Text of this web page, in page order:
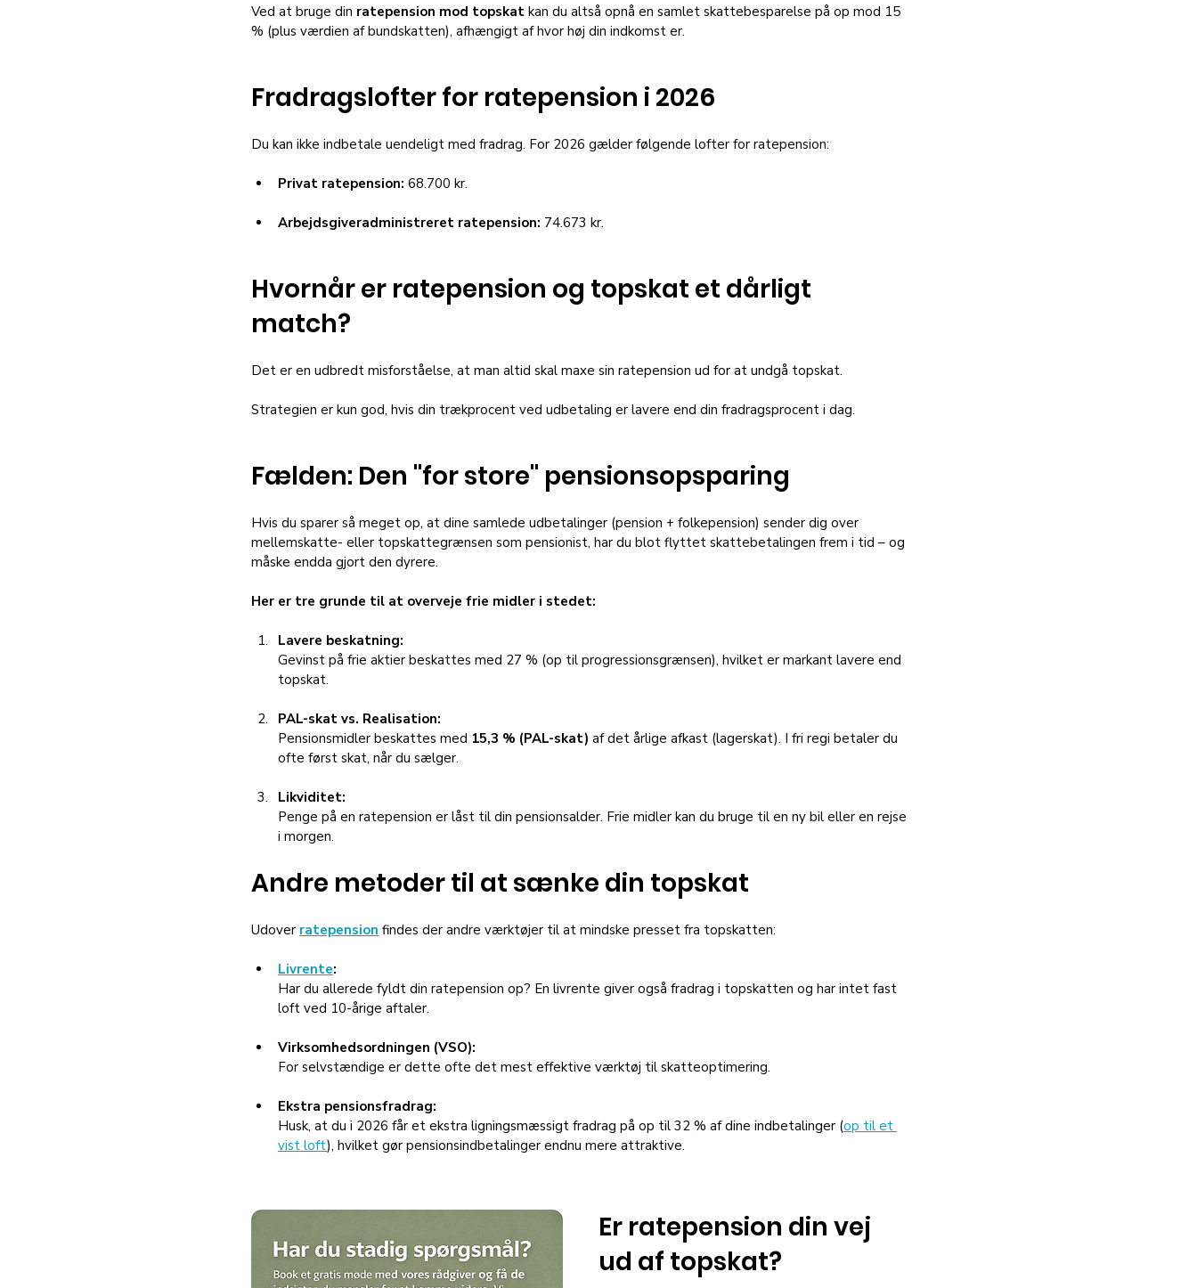
Ved at bruge din ratepension mod topskat kan du altså opnå en samlet skattebesparelse på op mod 15
% (plus værdien af bundskatten), afhængigt af hvor høj din indkomst er.
Fradragslofter for ratepension i 2026
Du kan ikke indbetale uendeligt med fradrag. For 2026 gælder følgende lofter for ratepension:
Privat ratepension: 68.700 kr.
Arbejdsgiveradministreret ratepension: 74.673 kr.
Hvornår er ratepension og topskat et dårligt
match?
Det er en udbredt misforståelse, at man altid skal maxe sin ratepension ud for at undgå topskat.
Strategien er kun god, hvis din trækprocent ved udbetaling er lavere end din fradragsprocent i dag.
Fælden: Den "for store" pensionsopsparing
Hvis du sparer så meget op, at dine samlede udbetalinger (pension + folkepension) sender dig over
mellemskatte- eller topskattegrænsen som pensionist, har du blot flyttet skattebetalingen frem i tid – og
måske endda gjort den dyrere.
Her er tre grunde til at overveje frie midler i stedet:
Lavere beskatning:
Gevinst på frie aktier beskattes med 27 % (op til progressionsgrænsen), hvilket er markant lavere end
topskat.
PAL-skat vs. Realisation:
Pensionsmidler beskattes med 15,3 % (PAL-skat) af det årlige afkast (lagerskat). I fri regi betaler du
ofte først skat, når du sælger.
Likviditet:
Penge på en ratepension er låst til din pensionsalder. Frie midler kan du bruge til en ny bil eller en rejse
i morgen.
Andre metoder til at sænke din topskat
Udover ratepension findes der andre værktøjer til at mindske presset fra topskatten:
Livrente:
Har du allerede fyldt din ratepension op? En livrente giver også fradrag i topskatten og har intet fast
loft ved 10-årige aftaler.
Virksomhedsordningen (VSO):
For selvstændige er dette ofte det mest effektive værktøj til skatteoptimering.
Ekstra pensionsfradrag:
Husk, at du i 2026 får et ekstra ligningsmæssigt fradrag på op til 32 % af dine indbetalinger (op til et
vist loft), hvilket gør pensionsindbetalinger endnu mere attraktive.
Er ratepension din vej
ud af topskat?